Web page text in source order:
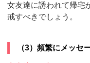
女友達に誘われて帰宅
戒すべきでしょう。
（3）頻繁にメッセ